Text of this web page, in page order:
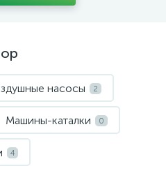
насосы 2
Машины-каталки 0
4